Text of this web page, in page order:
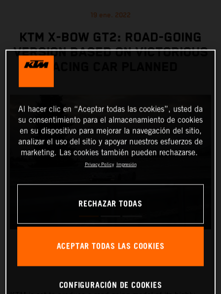
19 ene. 2022
KTM X-BOW GT2: ROAD-GOING
VERSION BASED ON VICTORIOUS
RACING CAR PLANNED
Al hacer clic en “Aceptar todas las cookies”, usted da
su consentimiento para el almacenamiento de cookies
en su dispositivo para mejorar la navegación del sitio,
analizar el uso del sitio y apoyar nuestros esfuerzos de
marketing. Las cookies también pueden rechazarse.
Privacy Policy Impresión
RECHAZAR TODAS
ACEPTAR TODAS LAS COOKIES
CONFIGURACIÓN DE COOKIES